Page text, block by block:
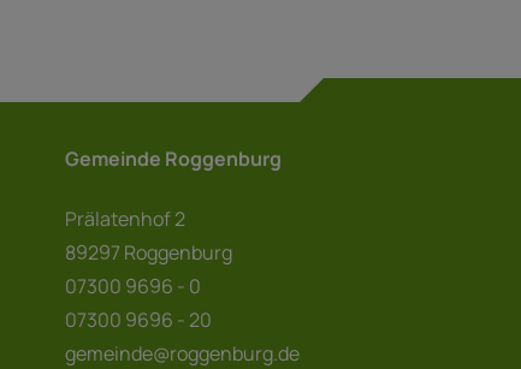
Gemeinde Roggenburg
Prälatenhof 2
89297 Roggenburg
07300 9696 - 0
07300 9696 - 20
gemeinde@roggenburg.de